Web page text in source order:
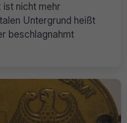
nicht mehr
Untergrund heißt
beschlagnahmt